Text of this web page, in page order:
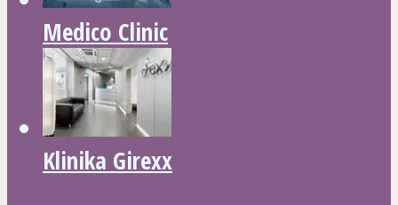
Medico Clinic
Klinika Girexx